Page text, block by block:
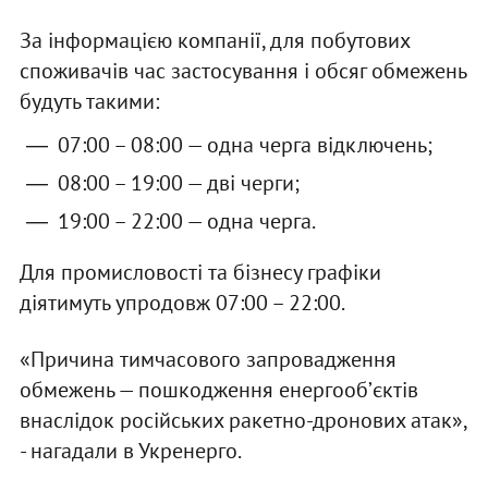
За інформацією компанії, для побутових
споживачів час застосування і обсяг обмежень
будуть такими:
07:00 – 08:00 — одна черга відключень;
08:00 – 19:00 — дві черги;
19:00 – 22:00 — одна черга.
Для промисловості та бізнесу графіки
діятимуть упродовж 07:00 – 22:00.
«Причина тимчасового запровадження
обмежень — пошкодження енергообʼєктів
внаслідок російських ракетно-дронових атак»,
- нагадали в Укренерго.